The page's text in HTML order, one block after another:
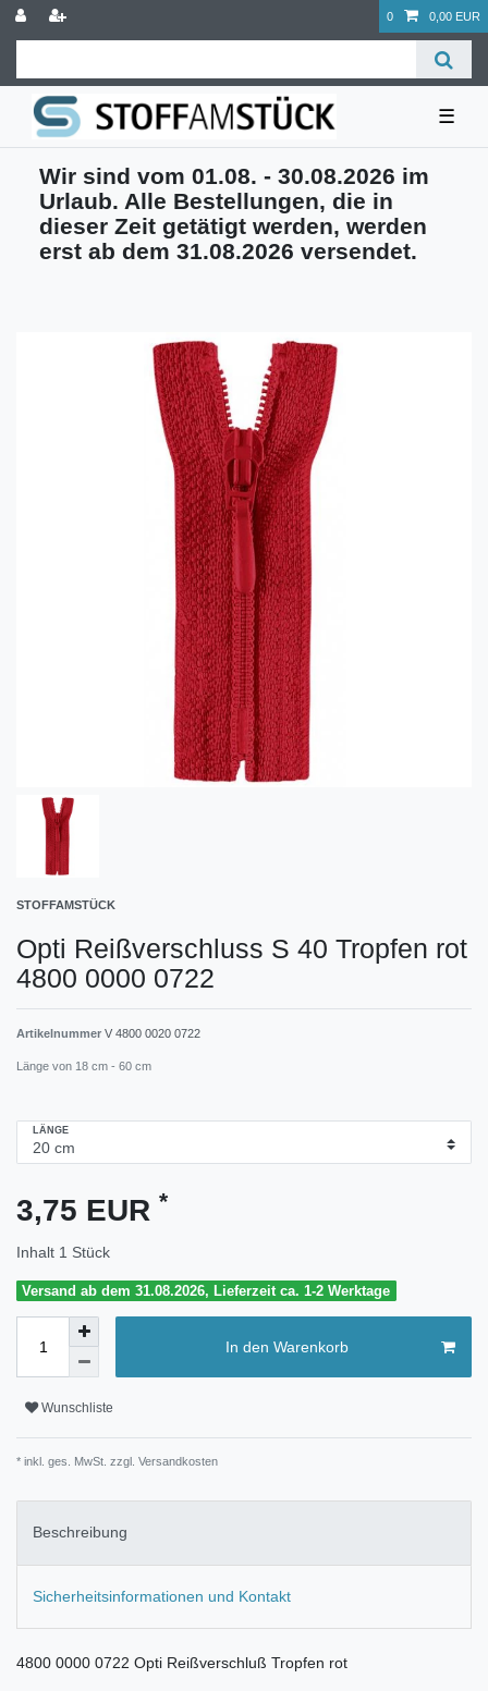
0 0,00 EUR
☰
Wir sind vom 01.08. - 30.08.2026 im
Urlaub. Alle Bestellungen, die in
dieser Zeit getätigt werden, werden
erst ab dem 31.08.2026 versendet.
STOFFAMSTÜCK
Opti Reißverschluss S 40 Tropfen rot
4800 0000 0722
Artikelnummer V 4800 0020 0722
Länge von 18 cm - 60 cm
LÄNGE
3,75 EUR *
Inhalt 1 Stück
Versand ab dem 31.08.2026, Lieferzeit ca. 1-2 Werktage
In den Warenkorb
Wunschliste
* inkl. ges. MwSt. zzgl. Versandkosten
Beschreibung
Sicherheitsinformationen und Kontakt
4800 0000 0722 Opti Reißverschluß Tropfen rot